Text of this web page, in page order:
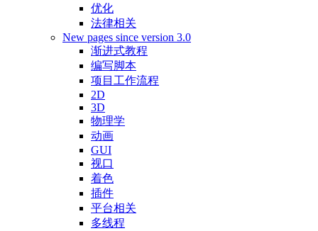
优化
法律相关
New pages since version 3.0
渐进式教程
编写脚本
项目工作流程
2D
3D
物理学
动画
GUI
视口
着色
插件
平台相关
多线程